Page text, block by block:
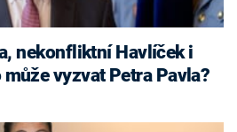
vyzvat Petra Pavla?